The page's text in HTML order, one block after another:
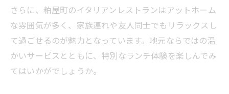
飯塚イタリアンで味わう大人のランチタイ
ム
特別な日に選びたいイタリアンランチの魅
力
飯塚市で楽しむイタリアンパスタのこだわ
さらに、粕屋町のイタリアンレストランはアットホーム
な雰囲気が多く、家族連れや友人同士でもリラックスし
て過ごせるのが魅力となっています。地元ならではの温
かいサービスとともに、特別なランチ体験を楽しんでみ
てはいかがでしょうか。